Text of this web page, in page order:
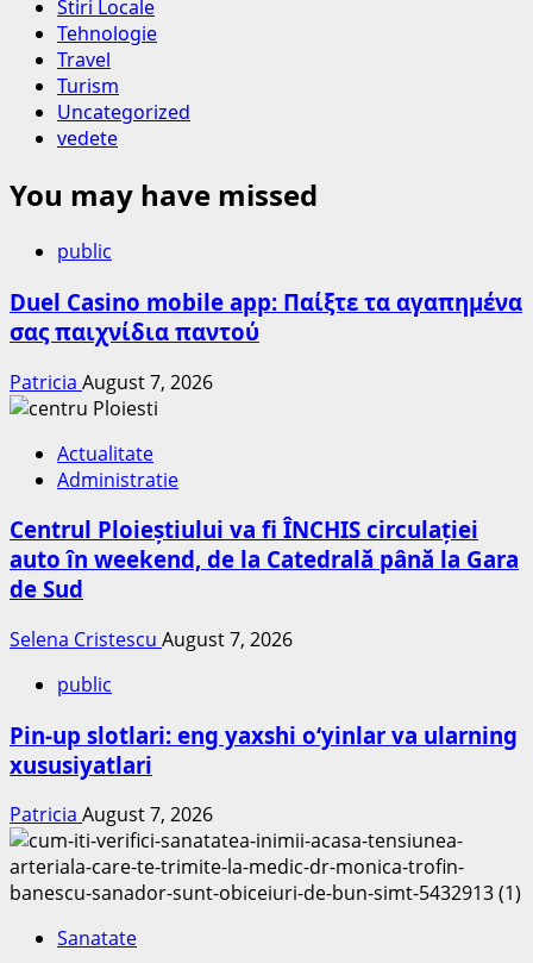
Stiri Locale
Tehnologie
Travel
Turism
Uncategorized
vedete
You may have missed
public
Duel Casino mobile app: Παίξτε τα αγαπημένα
σας παιχνίδια παντού
Patricia August 7, 2026
Actualitate
Administratie
Centrul Ploieștiului va fi ÎNCHIS circulației
auto în weekend, de la Catedrală până la Gara
de Sud
Selena Cristescu August 7, 2026
public
Pin-up slotlari: eng yaxshi o‘yinlar va ularning
xususiyatlari
Patricia August 7, 2026
Sanatate